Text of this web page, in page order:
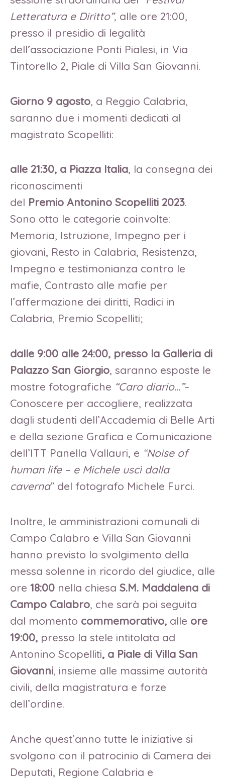
Letteratura e Diritto”, alle ore 21:00,
presso il presidio di legalità
dell’associazione Ponti Pialesi, in Via
Tintorello 2, Piale di Villa San Giovanni.
Giorno 9 agosto, a Reggio Calabria,
saranno due i momenti dedicati al
magistrato Scopelliti:
alle 21:30, a Piazza Italia, la consegna dei
riconoscimenti
del Premio Antonino Scopelliti 2023.
Sono otto le categorie coinvolte:
Memoria, Istruzione, Impegno per i
giovani, Resto in Calabria, Resistenza,
Impegno e testimonianza contro le
mafie, Contrasto alle mafie per
l’affermazione dei diritti, Radici in
Calabria, Premio Scopelliti;
dalle 9:00 alle 24:00, presso la Galleria di
Palazzo San Giorgio, saranno esposte le
mostre fotografiche “Caro diario…”–
Conoscere per accogliere, realizzata
dagli studenti dell’Accademia di Belle Arti
e della sezione Grafica e Comunicazione
dell’ITT Panella Vallauri, e “Noise of
human life – e Michele uscì dalla
caverna” del fotografo Michele Furci.
Inoltre, le amministrazioni comunali di
Campo Calabro e Villa San Giovanni
hanno previsto lo svolgimento della
messa solenne in ricordo del giudice, alle
ore 18:00 nella chiesa S.M. Maddalena di
Campo Calabro, che sarà poi seguita
dal momento commemorativo, alle ore
19:00, presso la stele intitolata ad
Antonino Scopelliti, a Piale di Villa San
Giovanni, insieme alle massime autorità
civili, della magistratura e forze
dell’ordine.
Anche quest’anno tutte le iniziative si
svolgono con il patrocinio di Camera dei
Deputati, Regione Calabria e